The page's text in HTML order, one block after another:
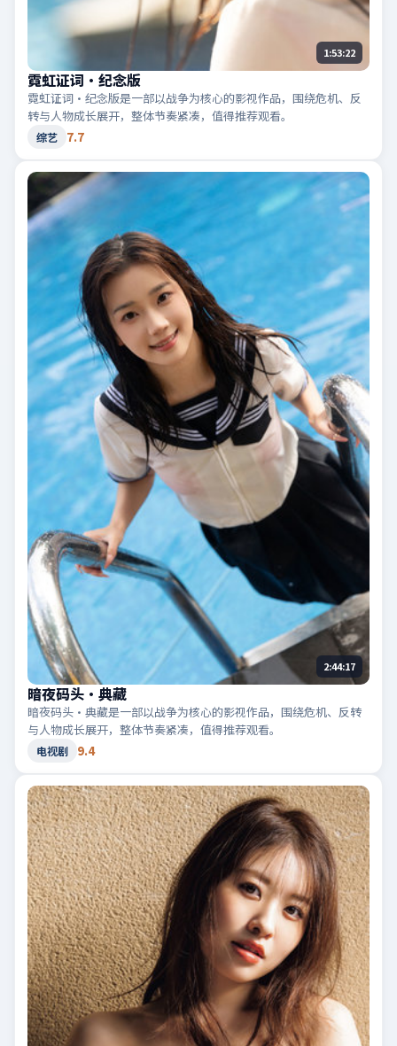
1:53:22
霓虹证词·纪念版
霓虹证词·纪念版是一部以战争为核心的影视作品，围绕危机、反
转与人物成长展开，整体节奏紧凑，值得推荐观看。
综艺 7.7
2:44:17
暗夜码头·典藏
暗夜码头·典藏是一部以战争为核心的影视作品，围绕危机、反转
与人物成长展开，整体节奏紧凑，值得推荐观看。
电视剧 9.4